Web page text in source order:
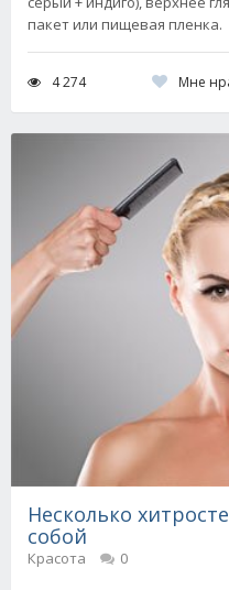
пакет или пищевая пленка.
4 274 Мне
Несколько
собой
Красота
0